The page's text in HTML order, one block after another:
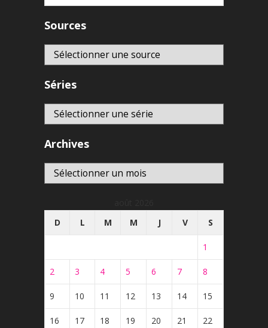
Sources
Séries
Archives
Archives
D
L M M J V S
1
2 3 4 5 6 7 8
9 10 11 12 13 14 15
16 17 18 19 20 21 22